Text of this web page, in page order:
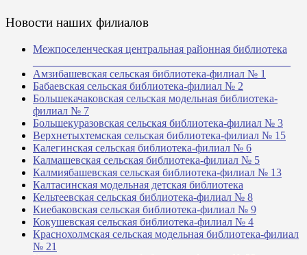
Новости наших филиалов
Межпоселенческая центральная районная библиотека
Амзибашевская сельская библиотека-филиал № 1
Бабаевская сельская библиотека-филиал № 2
Большекачаковская сельская модельная библиотека-
филиал № 7
Большекуразовская сельская библиотека-филиал № 3
Верхнетыхтемская сельская библиотека-филиал № 15
Калегинская сельская библиотека-филиал № 6
Калмашевская сельская библиотека-филиал № 5
Калмиябашевская сельская библиотека-филиал № 13
Калтасинская модельная детская библиотека
Кельтеевская сельская библиотека-филиал № 8
Киебаковская сельская библиотека-филиал № 9
Кокушевская сельская библиотека-филиал № 4
Краснохолмская сельская модельная библиотека-филиал
№ 21